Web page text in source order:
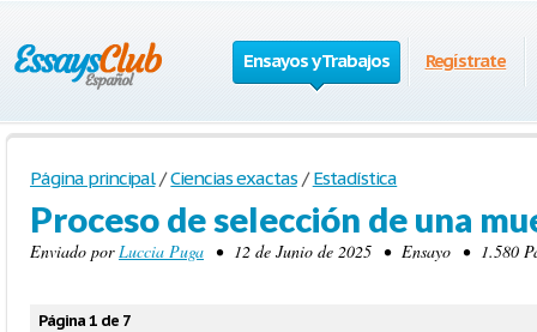
Ensayos y Trabajos Regístrate
Página principal / Ciencias exactas / Estadística
Proceso de selección de una
Enviado porLuccia Puga • 12 de Junio de 2025 • Ensayo • 1.580
Página 1 de 7